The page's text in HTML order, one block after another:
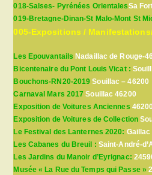
018-Salses- Pyrénées OrientalesSa
019-Bretagne-Dinan-St Malo-Mont St
005-Expositions /
Les Epouvantails Nadaillac de Rouge-
Bicentenaire du Pont Louis Vicat :
Bouchons-RN20-2019Souillac – 46200
Carnaval Mars 2017 Souillac 46200
Exposition de Voitures Anciennes
Exposition de Voitures de Collection
Le Festival des Lanternes 2020: Gaillac
Les Cabanes du Breuil : Saint-André-
Les Jardins du Manoir d’Eyrignac:
Musée « La Rue du Temps qui Passe »